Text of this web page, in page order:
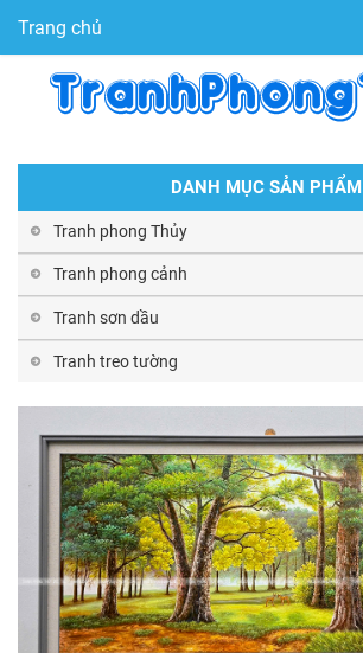
Trang chủ
DANH MỤC SẢN PHẨM
Tranh phong Thủy
Tranh phong cảnh
Tranh sơn dầu
Tranh treo tường